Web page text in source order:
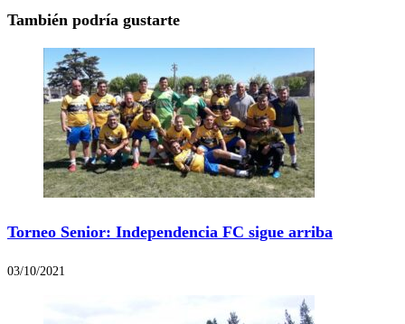
También podría gustarte
Torneo Senior: Independencia FC sigue arriba
03/10/2021